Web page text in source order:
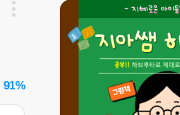
91%